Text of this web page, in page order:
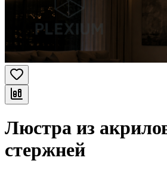
Люстра из
стержней